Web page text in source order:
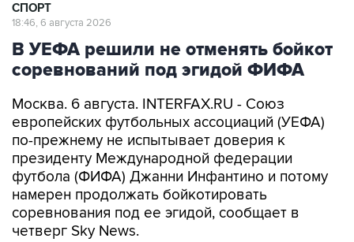
СПОРТ
18:46, 6 августа 2026
В УЕФА решили не отменять бойкот
соревнований под эгидой ФИФА
Москва. 6 августа. INTERFAX.RU - Союз
европейских футбольных ассоциаций (УЕФА)
по-прежнему не испытывает доверия к
президенту Международной федерации
футбола (ФИФА) Джанни Инфантино и потому
намерен продолжать бойкотировать
соревнования под ее эгидой, сообщает в
четверг Sky News.